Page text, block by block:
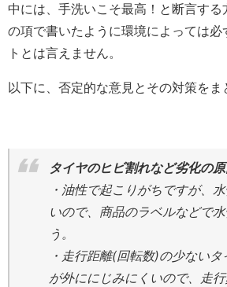
中には、手洗いこそ最高！と断言す
の項で書いたように環境によっては必
トとは言えません。
以下に、否定的な意見とその対策をま
タイヤのヒビ割れなど劣化の
・油性で起こりがちですが、
いので、商品のラベルなどで
う。
・走行距離(回転数)の少ない
が外ににじみにくいので、走